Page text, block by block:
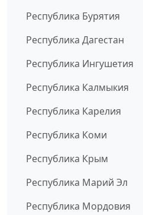
Республика Бурятия
Республика Дагестан
Республика Ингушетия
Республика Калмыкия
Республика Карелия
Республика Коми
Республика Крым
Республика Марий Эл
Республика Мордовия